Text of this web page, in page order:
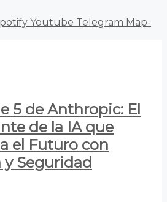
Youtube Telegram Map-
5 de Anthropic: El
de la IA que
el Futuro con
Seguridad